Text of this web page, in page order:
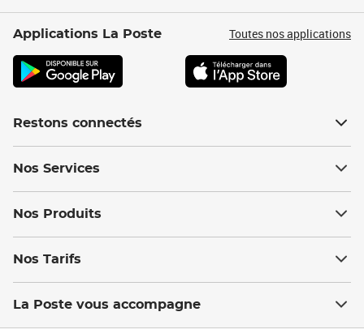
Applications La Poste Toutes nos applications
Restons connectés
Nos Services
Nos Produits
Nos Tarifs
La Poste vous accompagne